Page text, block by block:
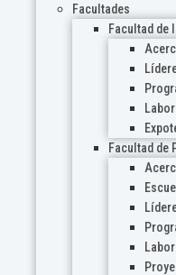
Facultades
Facultad de
Facultad de